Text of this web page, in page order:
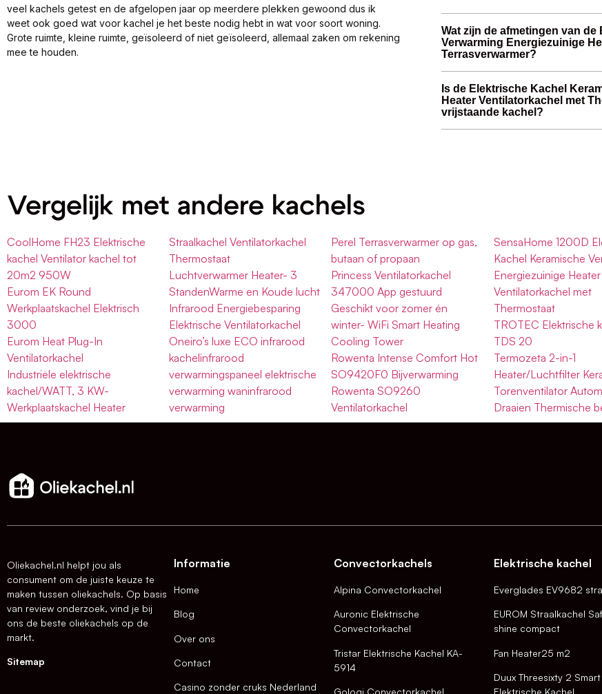
veel kachels getest en de afgelopen jaar op meerdere plekken gewoond dus ik
weet ook goed wat voor kachel je het beste nodig hebt in wat voor soort woning.
Grote ruimte, kleine ruimte, geïsoleerd of niet geïsoleerd, allemaal zaken om rekening
mee te houden.
Wat zijn de afmetingen van
Verwarming Energiezuinige
Terrasverwarmer?
Is de Elektrische Kachel
Heater Ventilatorkachel met
vrijstaande kachel?
Vergelijk met andere kachels
CoolHome FH23 Elektrische
kachel Ventilator kachel tot
20m2 950W
Eurom EK Round
Werkplaatskachel Elektrisch
3000
Eurom Heat Plug-In
Ventilatorkachel
Industriële elektrische
kachel/WATT, 3 KW-
Werkplaatskachel Heater
Straalkachel Ventilatorkachel
Thermostaat
Luchtverwarmer Heater- 3
StandenWarme en Koude lucht
Infrarood Energiebesparing
Elektrische Ventilatorkachel
Oneiro’s luxe ECO infrarood
kachelinfrarood
verwarmingspaneel elektrische
verwarming waninfrarood
verwarming
Perel Terrasverwarmer op gas,
butaan of propaan
Princess Ventilatorkachel
347000 App gestuurd
Geschikt voor zomer én
winter- WiFi Smart Heating
Cooling Tower
Rowenta Intense Comfort Hot
SO9420F0 Bijverwarming
Rowenta SO9260
Ventilatorkachel
SensaHome 1200D
Kachel Keramische
Energiezuinige Heater
Ventilatorkachel met
Thermostaat
TROTEC Elektrische
TDS 20
Termozeta 2-in-1
Heater/Luchtfilter
Torenventilator
Draaien Thermische
Oliekachel.nl helpt jou als
consument om de juiste keuze te
maken tussen oliekachels. Op basis
van review onderzoek, vind je bij
ons de beste oliekachels op de
markt.
Sitemap
Informatie
Home
Blog
Over ons
Contact
Casino zonder cruks Nederland
Convectorkachels
Alpina Convectorkachel
Auronic Elektrische
Convectorkachel
Tristar Elektrische Kachel KA-
5914
Gologi Convectorkachel
Elektrische kachel
Everglades EV9682
EUROM Straalkachel
shine compact
Fan Heater25 m2
Duux Threesixty 2 Smart
Elektrische Kachel